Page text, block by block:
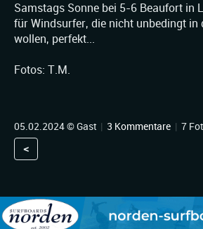
Samstags Sonne bei 5-6 Beaufort in
für Windsurfer, die nicht unbedingt in
wollen, perfekt...
Fotos: T.M.
05.02.2024 © Gast | 3 Kommentare | 7
<